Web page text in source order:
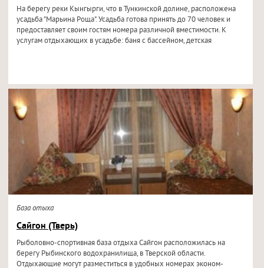
На берегу реки Кынгырги, что в Тункинской долине, расположена
усадьба "Марьина Роща". Усадьба готова принять до 70 человек и
предоставляет своим гостям номера различной вместимости. К
услугам отдыхающих в усадьбе: баня с бассейном, детская
База отыха
Сайгон (Тверь)
Рыболовно-спортивная база отдыха Сайгон расположилась на
берегу Рыбинского водохранилища, в Тверской области.
Отдыхающие могут разместиться в удобных номерах эконом-